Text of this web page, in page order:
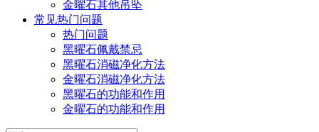
金曜石其他吊坠
常见热门问题
热门问题
黑曜石佩戴禁忌
黑曜石消磁净化方法
金曜石消磁净化方法
黑曜石的功能和作用
金曜石的功能和作用